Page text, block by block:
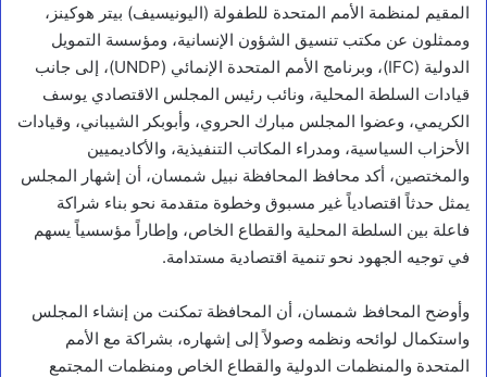
المقيم لمنظمة الأمم المتحدة للطفولة (اليونيسيف) بيتر هوكينز،
وممثلون عن مكتب تنسيق الشؤون الإنسانية، ومؤسسة التمويل
الدولية (IFC)، وبرنامج الأمم المتحدة الإنمائي (UNDP)، إلى جانب
قيادات السلطة المحلية، ونائب رئيس المجلس الاقتصادي يوسف
الكريمي، وعضوا المجلس مبارك الحروي، وأبوبكر الشيباني، وقيادات
الأحزاب السياسية، ومدراء المكاتب التنفيذية، والأكاديميين
والمختصين، أكد محافظ المحافظة نبيل شمسان، أن إشهار المجلس
يمثل حدثاً اقتصادياً غير مسبوق وخطوة متقدمة نحو بناء شراكة
فاعلة بين السلطة المحلية والقطاع الخاص، وإطاراً مؤسسياً يسهم
في توجيه الجهود نحو تنمية اقتصادية مستدامة.
وأوضح المحافظ شمسان، أن المحافظة تمكنت من إنشاء المجلس
واستكمال لوائحه ونظمه وصولاً إلى إشهاره، بشراكة مع الأمم
المتحدة والمنظمات الدولية والقطاع الخاص ومنظمات المجتمع